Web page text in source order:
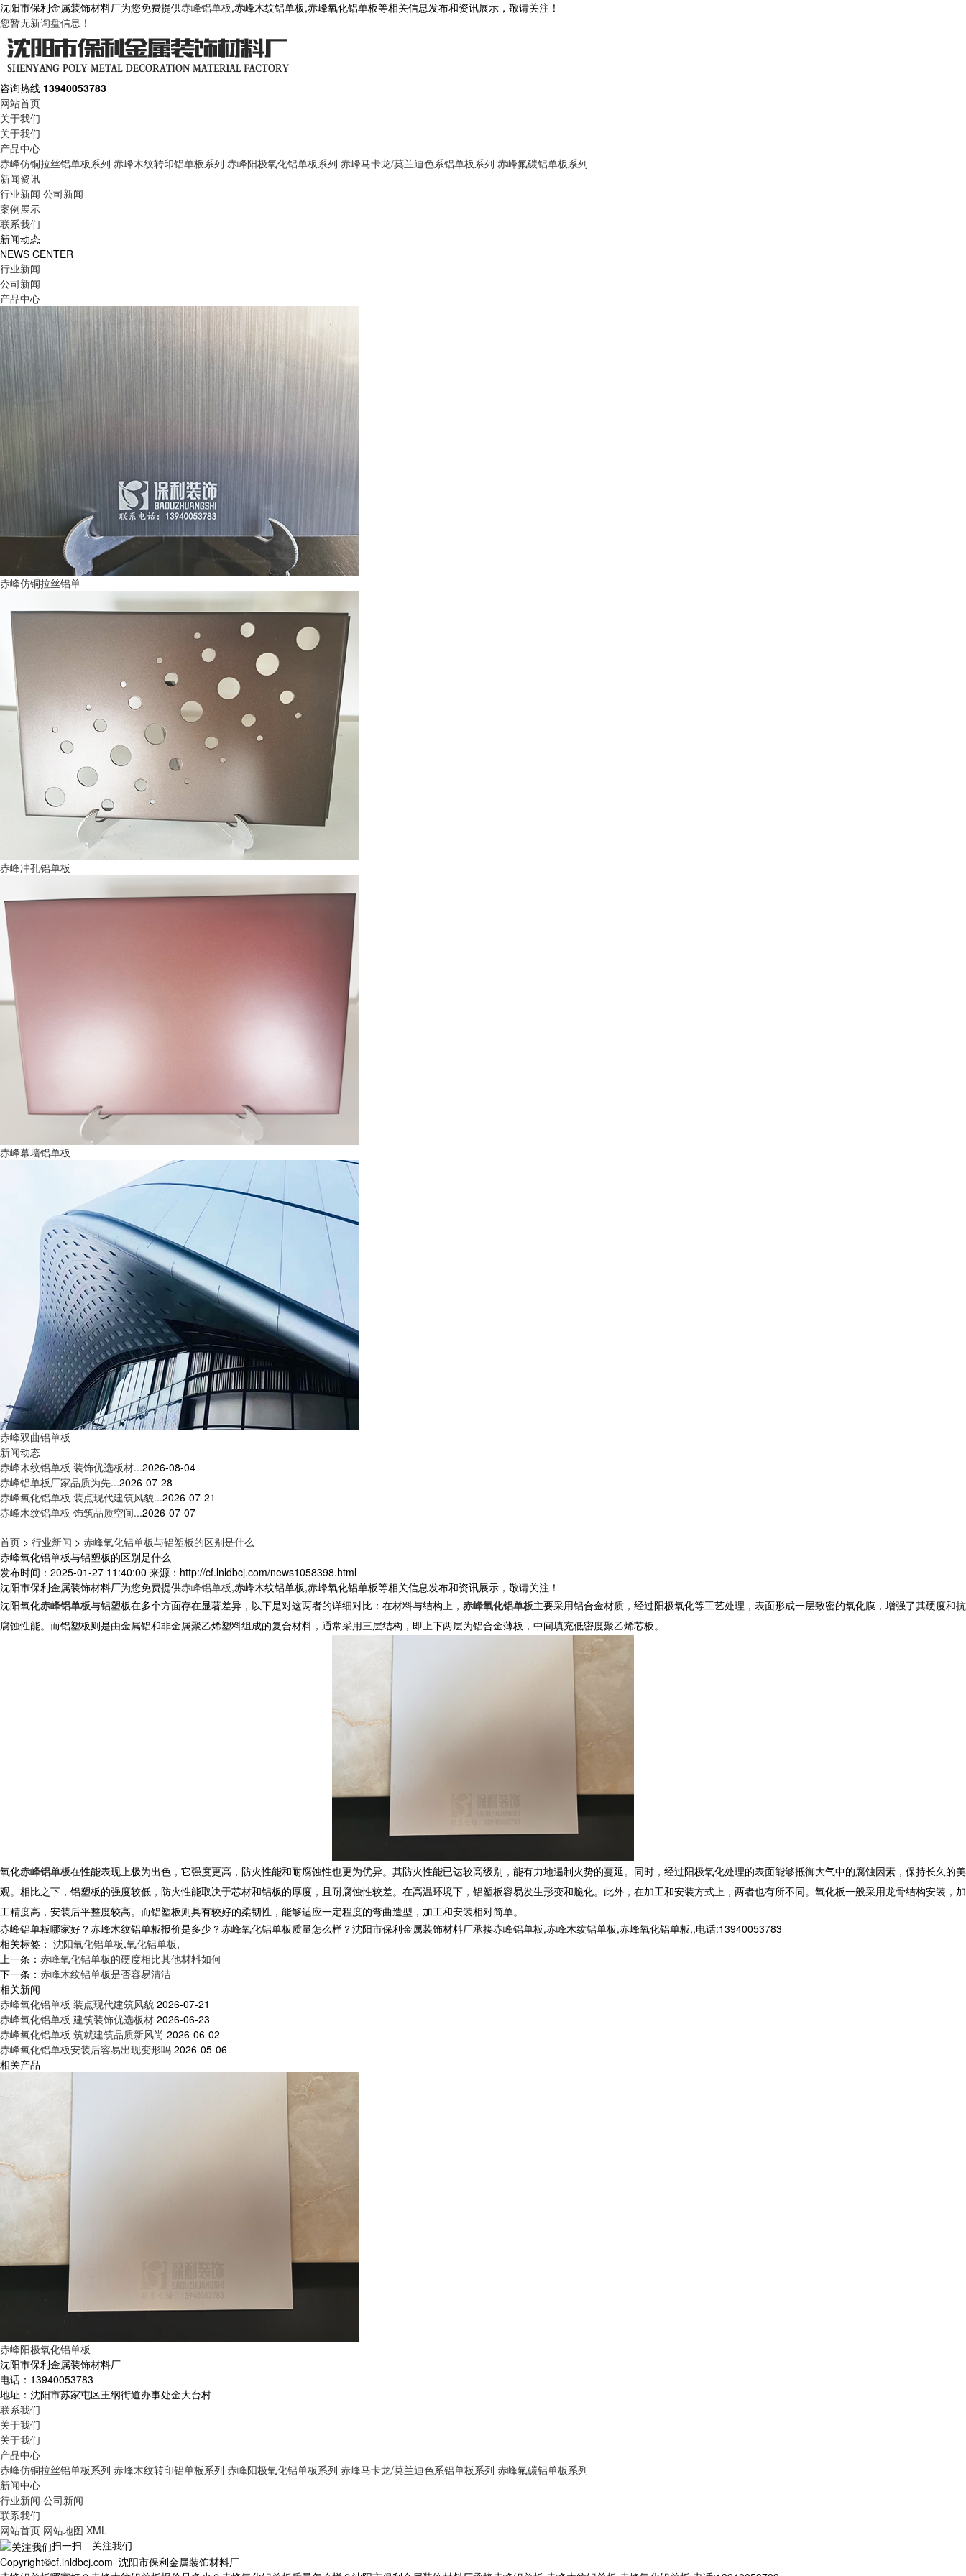
沈阳市保利金属装饰材料厂为您免费提供赤峰铝单板,赤峰木纹铝单板,赤峰氧化铝单板等相关信息发布和资讯展示，敬请关注！
您暂无新询盘信息！
咨询热线 13940053783
网站首页
关于我们
关于我们
产品中心
赤峰仿铜拉丝铝单板系列 赤峰木纹转印铝单板系列 赤峰阳极氧化铝单板系列 赤峰马卡龙/莫兰迪色系铝单板系列 赤峰氟碳铝单板系列
新闻资讯
行业新闻 公司新闻
案例展示
联系我们
新闻动态
NEWS CENTER
行业新闻
公司新闻
产品中心
赤峰仿铜拉丝铝单
赤峰冲孔铝单板
赤峰幕墙铝单板
赤峰双曲铝单板
新闻动态
赤峰木纹铝单板 装饰优选板材...2026-08-04
赤峰铝单板厂家品质为先...2026-07-28
赤峰氧化铝单板 装点现代建筑风貌...2026-07-21
赤峰木纹铝单板 饰筑品质空间...2026-07-07
首页 > 行业新闻 > 赤峰氧化铝单板与铝塑板的区别是什么
赤峰氧化铝单板与铝塑板的区别是什么
发布时间：2025-01-27 11:40:00 来源：http://cf.lnldbcj.com/news1058398.html
沈阳市保利金属装饰材料厂为您免费提供赤峰铝单板,赤峰木纹铝单板,赤峰氧化铝单板等相关信息发布和资讯展示，敬请关注！
沈阳氧化赤峰铝单板与铝塑板在多个方面存在显著差异，以下是对这两者的详细对比：在材料与结构上， 赤峰氧化铝单板主要采用铝合金材质，经过阳极氧化等工艺处理，表面形成一层致密的氧化膜，增强了其硬度和抗
腐蚀性能。而铝塑板则是由金属铝和非金属聚乙烯塑料组成的复合材料，通常采用三层结构，即上下两层为铝合金薄板，中间填充低密度聚乙烯芯板。
氧化赤峰铝单板在性能表现上极为出色，它强度更高，防火性能和耐腐蚀性也更为优异。其防火性能已达较高级别，能有力地遏制火势的蔓延。同时，经过阳极氧化处理的表面能够抵御大气中的腐蚀因素，保持长久的美
观。相比之下，铝塑板的强度较低，防火性能取决于芯材和铝板的厚度，且耐腐蚀性较差。在高温环境下，铝塑板容易发生形变和脆化。此外，在加工和安装方式上，两者也有所不同。氧化板一般采用龙骨结构安装，加
工精度高，安装后平整度较高。而铝塑板则具有较好的柔韧性，能够适应一定程度的弯曲造型，加工和安装相对简单。
赤峰铝单板哪家好？赤峰木纹铝单板报价是多少？赤峰氧化铝单板质量怎么样？沈阳市保利金属装饰材料厂承接赤峰铝单板,赤峰木纹铝单板,赤峰氧化铝单板,,电话:13940053783
相关标签： 沈阳氧化铝单板,氧化铝单板,
上一条： 赤峰氧化铝单板的硬度相比其他材料如何
下一条： 赤峰木纹铝单板是否容易清洁
相关新闻
赤峰氧化铝单板 装点现代建筑风貌 2026-07-21
赤峰氧化铝单板 建筑装饰优选板材 2026-06-23
赤峰氧化铝单板 筑就建筑品质新风尚 2026-06-02
赤峰氧化铝单板安装后容易出现变形吗 2026-05-06
相关产品
赤峰阳极氧化铝单板
沈阳市保利金属装饰材料厂
电话：13940053783
地址：沈阳市苏家屯区王纲街道办事处金大台村
联系我们
关于我们
关于我们
产品中心
赤峰仿铜拉丝铝单板系列 赤峰木纹转印铝单板系列 赤峰阳极氧化铝单板系列 赤峰马卡龙/莫兰迪色系铝单板系列 赤峰氟碳铝单板系列
新闻中心
行业新闻 公司新闻
联系我们
网站首页 网站地图 XML
扫一扫 关注我们
Copyright©cf.lnldbcj.com 沈阳市保利金属装饰材料厂